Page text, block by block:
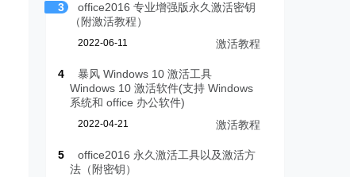
3
office2016 专业增强版永久激活密钥
（附激活教程）
2022-06-11 激活教程
4
暴风 Windows 10 激活工具
Windows 10 激活软件(支持 Windows
系统和 office 办公软件)
2022-04-21 激活教程
5
office2016 永久激活工具以及激活方
法（附密钥）